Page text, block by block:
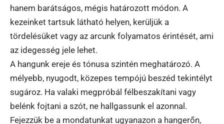
hanem barátságos, mégis határozott módon. A
kezeinket tartsuk látható helyen, kerüljük a
tördelésüket vagy az arcunk folyamatos érintését, ami
az idegesség jele lehet.
A hangunk ereje és tónusa szintén meghatározó. A
mélyebb, nyugodt, közepes tempójú beszéd tekintélyt
sugároz. Ha valaki megpróbál félbeszakítani vagy
belénk fojtani a szót, ne hallgassunk el azonnal.
Fejezzük be a mondatunkat ugyanazon a hangerőn,